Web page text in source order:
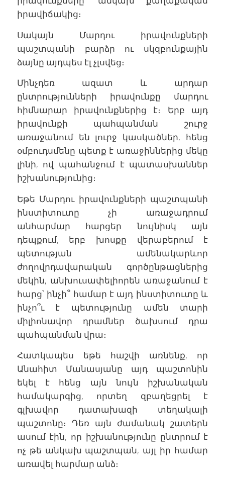
իրավիճակից։
Սակայն Մարդու իրավունքների
պաշտպանի բարձր ու սկզբունքային
ձայնը այդպես էլ չլսվեց։
Մինչդեռ ազատ և արդար
ընտրությունների իրավունքը մարդու
հիմնարար իրավունքներից է։ Երբ այդ
իրավունքի պահպանման շուրջ
առաջանում են լուրջ կասկածներ, հենց
օմբուդսմենը պետք է առաջիններից մեկը
լինի, ով պահանջում է պատասխաններ
իշխանությունից։
Եթե Մարդու իրավունքների պաշտպանի
ինստիտուտը չի առաջադրում
անհարմար հարցեր նույնիսկ այն
դեպքում, երբ խոսքը վերաբերում է
պետության ամենակարևոր
ժողովրդավարական գործընթացներից
մեկին, անխուսափելիորեն առաջանում է
հարց՝ ինչի՞ համար է այդ ինստիտուտը և
ինչո՞ւ է պետությունը ամեն տարի
միլիոնավոր դրամներ ծախսում դրա
պահպանման վրա։
Հատկապես եթե հաշվի առնենք, որ
Անահիտ Մանասյանը այդ պաշտոնին
եկել է հենց այն նույն իշխանական
համակարգից, որտեղ զբաղեցրել է
գլխավոր դատախազի տեղակալի
պաշտոնը։ Դեռ այն ժամանակ շատերն
ասում էին, որ իշխանությունը ընտրում է
ոչ թե անկախ պաշտպան, այլ իր համար
առավել հարմար անձ։